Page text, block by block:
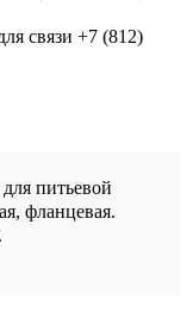
связи +7 (812)
питьевой
фланцевая.